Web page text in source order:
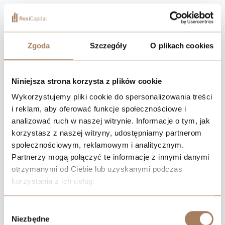
Zgoda Szczegóły O plikach cookies
Niniejsza strona korzysta z plików cookie
Wykorzystujemy pliki cookie do spersonalizowania treści
i reklam, aby oferować funkcje społecznościowe i
analizować ruch w naszej witrynie. Informacje o tym, jak
korzystasz z naszej witryny, udostępniamy partnerom
społecznościowym, reklamowym i analitycznym.
Partnerzy mogą połączyć te informacje z innymi danymi
otrzymanymi od Ciebie lub uzyskanymi podczas
korzystania z ich usług.
process your information.
zgody
Niezbędne
w Łodzi przywracająca świetność terenom dawnych
zakładów bawełnianych przy al. Marszałka Józefa
Piłsudskiego.
ZNAJDŹ MIESZKANIE
GALERIA
UMÓW SPOTKANIE I WEJDŹ NA BUDOWĘ